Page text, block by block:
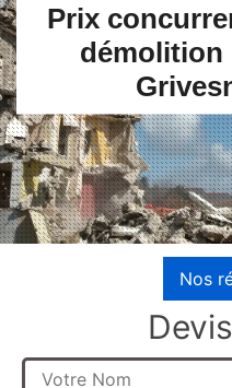
Prix
démolition
Nos